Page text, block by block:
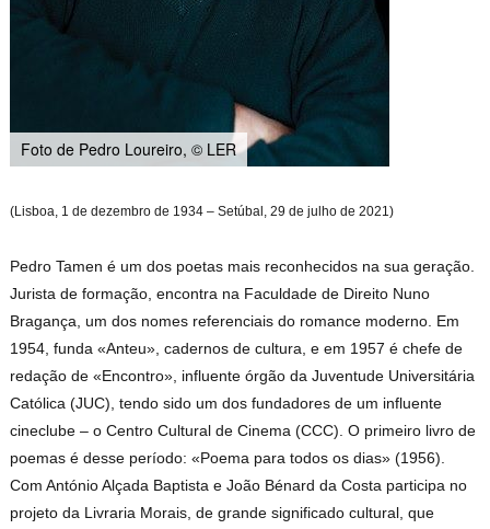
Foto de Pedro Loureiro, © LER
(Lisboa, 1 de dezembro de 1934 – Setúbal, 29 de julho de 2021)
Pedro Tamen é um dos poetas mais reconhecidos na sua geração.
Jurista de formação, encontra na Faculdade de Direito Nuno
Bragança, um dos nomes referenciais do romance moderno. Em
1954, funda «Anteu», cadernos de cultura, e em 1957 é chefe de
redação de «Encontro», influente órgão da Juventude Universitária
Católica (JUC), tendo sido um dos fundadores de um influente
cineclube – o Centro Cultural de Cinema (CCC). O primeiro livro de
poemas é desse período: «Poema para todos os dias» (1956).
Com António Alçada Baptista e João Bénard da Costa participa no
projeto da Livraria Morais, de grande significado cultural, que